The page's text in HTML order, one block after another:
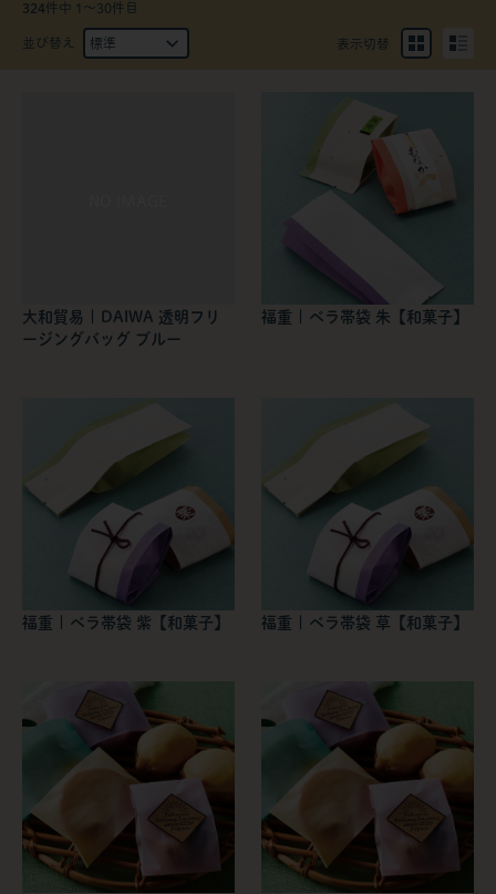
324件中 1〜30件目
並び替え 表示切替
大和貿易 | DAIWA 透明フリ
ージングバッグ ブルー
福重 | ベラ帯袋 朱【和菓子】
福重 | ベラ帯袋 紫【和菓子】 福重 | ベラ帯袋 草【和菓子】